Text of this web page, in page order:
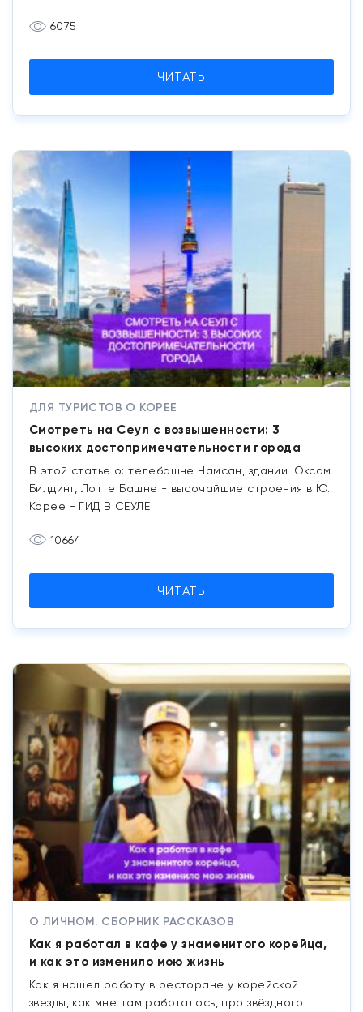
6075
ЧИТАТЬ
ДЛЯ ТУРИСТОВ О КОРЕЕ
Смотреть на Сеул с возвышенности: 3
высоких достопримечательности города
В этой статье о: телебашне Намсан, здании Юксам
Билдинг, Лотте Башне - высочайшие строения в Ю.
Корее - ГИД В СЕУЛЕ
10664
ЧИТАТЬ
О ЛИЧНОМ. СБОРНИК РАССКАЗОВ
Как я работал в кафе у знаменитого корейца,
и как это изменило мою жизнь
Как я нашел работу в ресторане у корейской
звезды, как мне там работалось, про звёздного